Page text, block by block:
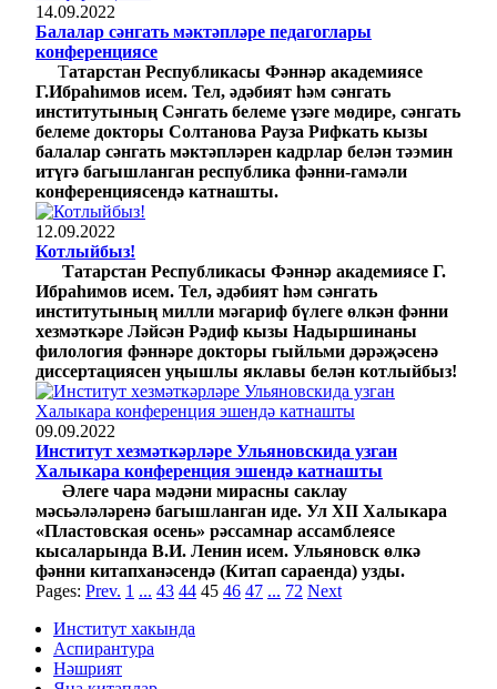
14.09.2022
Балалар сәнгать мәктәпләре педагоглары
конференциясе
Татарстан Республикасы Фәннәр академиясе
Г.Ибраһимов исем. Тел, әдәбият һәм сәнгать
институтының Сәнгать белеме үзәге мөдире, сәнгать
белеме докторы Солтанова Рауза Рифкать кызы
балалар сәнгать мәктәпләрен кадрлар белән тәэмин
итүгә багышланган республика фәнни-гамәли
конференциясендә катнашты.
12.09.2022
Котлыйбыз!
Татарстан Республикасы Фәннәр академиясе Г.
Ибраһимов исем. Тел, әдәбият һәм сәнгать
институтының милли мәгариф бүлеге өлкән фәнни
хезмәткәре Ләйсән Рәдиф кызы Надыршинаны
филология фәннәре докторы гыйльми дәрәҗәсенә
диссертациясен уңышлы яклавы белән котлыйбыз!
09.09.2022
Институт хезмәткәрләре Ульяновскида узган
Халыкара конференция эшендә катнашты
Әлеге чара мәдәни мирасны саклау
мәсьәләләренә багышланган иде. Ул XII Халыкара
«Пластовская осень» рәссамнар ассамблеясе
кысаларында В.И. Ленин исем. Ульяновск өлкә
фәнни китапханәсендә (Китап сараенда) узды.
Pages: Prev. 1 ... 43 44 45 46 47 ... 72 Next
Институт хакында
Аспирантура
Нәшрият